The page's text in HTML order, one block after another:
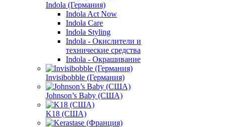
Indola (Германия)
Indola Act Now
Indola Care
Indola Styling
Indola - Окислители и
технические средства
Indola - Окрашивание
Invisibobble (Германия)
Johnson’s Baby (США)
K18 (США)